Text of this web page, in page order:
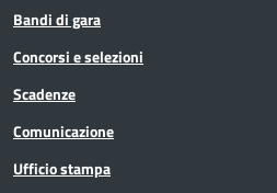
Bandi di gara
Concorsi e selezioni
Scadenze
Comunicazione
Ufficio stampa